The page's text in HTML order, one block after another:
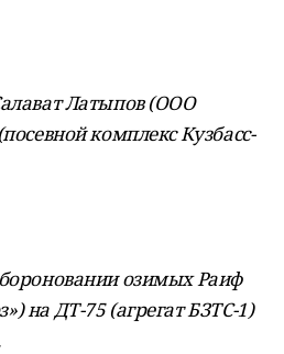
Латыпов (ООО
комплекс Кузбасс-
озимых Раиф
на ДТ-75 (агрегат БЗТС-1)